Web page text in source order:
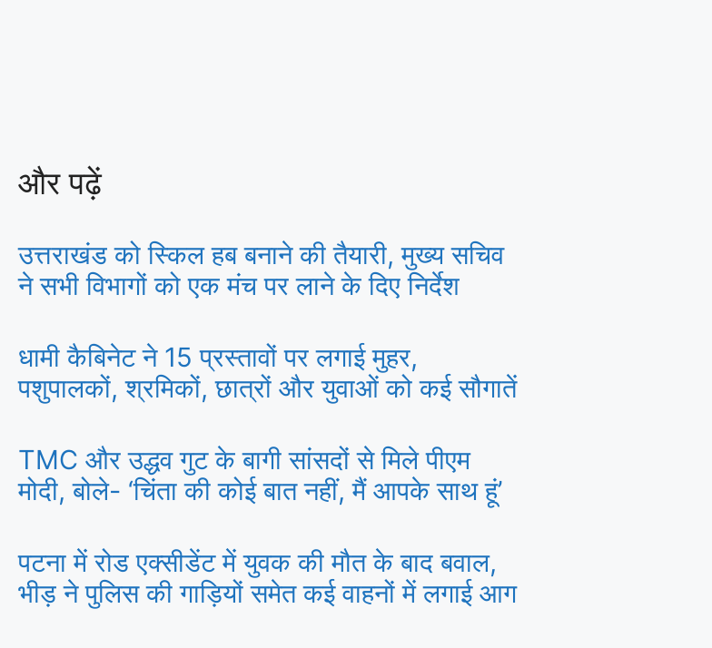
और पढ़ें
उत्तराखंड को स्किल हब बनाने की तैयारी, मुख्य सचिव
ने सभी विभागों को एक मंच पर लाने के दिए निर्देश
धामी कैबिनेट ने 15 प्रस्तावों पर लगाई मुहर,
पशुपालकों, श्रमिकों, छात्रों और युवाओं को कई सौगातें
TMC और उद्धव गुट के बागी सांसदों से मिले पीएम
मोदी, बोले- ‘चिंता की कोई बात नहीं, मैं आपके साथ हूं’
पटना में रोड एक्सीडेंट में युवक की मौत के बाद बवाल,
भीड़ ने पुलिस की गाड़ियों समेत कई वाहनों में लगाई आग